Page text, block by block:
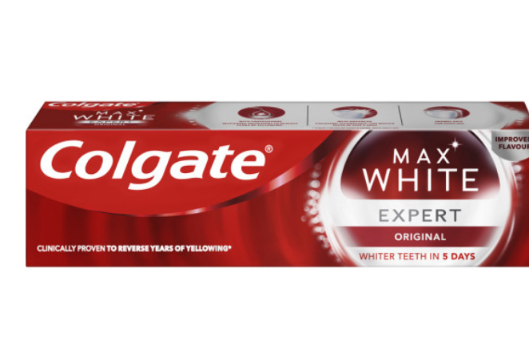
9,25 lei